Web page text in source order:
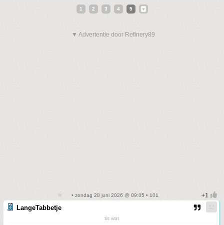
1 2 3 4 5
▼ Advertentie door Refinery89
• zondag 28 juni 2026 @ 09:05 • 101
LangeTabbetje
tis wat